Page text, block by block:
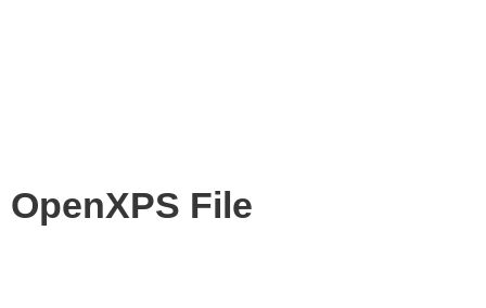
OpenXPS File